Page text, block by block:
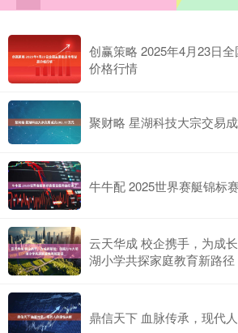
创赢策略 2025年4月23日
价格行情
聚财略 星湖科技大宗交易
牛牛配 2025世界赛艇锦标
云天华成 校企携手，为成
湖小学共探家庭教育新路径
鼎信天下 血脉传承，现代